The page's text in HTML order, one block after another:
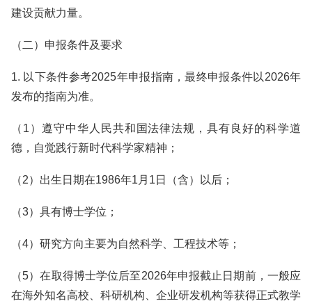
建设贡献力量。
（二）申报条件及要求
1. 以下条件参考2025年申报指南，最终申报条件以2026年
发布的指南为准。
（1）遵守中华人民共和国法律法规，具有良好的科学道
德，自觉践行新时代科学家精神；
（2）出生日期在1986年1月1日（含）以后；
（3）具有博士学位；
（4）研究方向主要为自然科学、工程技术等；
（5）在取得博士学位后至2026年申报截止日期前，一般应
在海外知名高校、科研机构、企业研发机构等获得正式教学